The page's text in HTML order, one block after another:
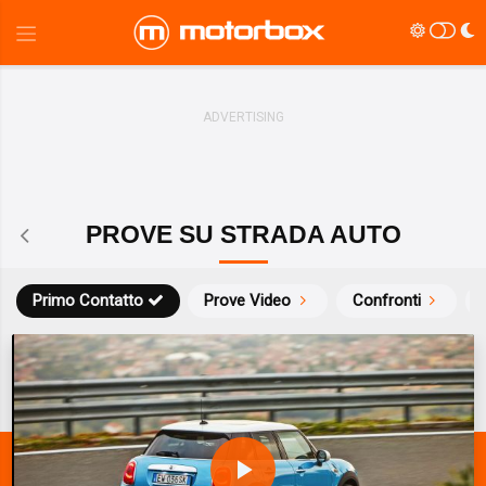
PROVE SU STRADA AUTO
Prove Video Confronti
Primo Contatto